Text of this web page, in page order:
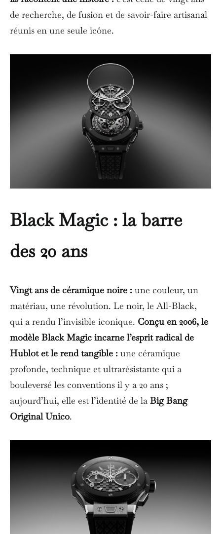
de recherche, de fusion et de savoir-faire artisanal
réunis en une seule icône.
Black Magic : la barre
des 20 ans
Vingt ans de céramique noire : une couleur, un
matériau, une révolution. Le noir, le All-Black,
qui a rendu l’invisible iconique. Conçu en 2006, le
modèle Black Magic incarne l’esprit radical de
Hublot et le rend tangible : une céramique
profonde, technique et ultrarésistante qui a
bouleversé les conventions il y a 20 ans ;
aujourd’hui, elle est l’identité de la Big Bang
Original Unico.